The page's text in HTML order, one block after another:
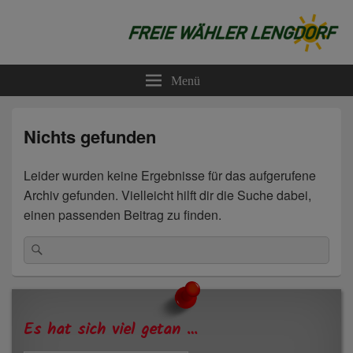
Freie Wähler Lengdorf
Menü
Nichts gefunden
Leider wurden keine Ergebnisse für das aufgerufene
Archiv gefunden. Vielleicht hilft dir die Suche dabei,
einen passenden Beitrag zu finden.
Suchen
nach:
Widgetbereich
Es hat sich viel getan …